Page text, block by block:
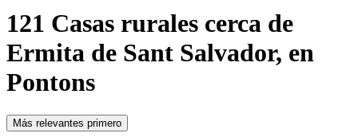
121 Casas rurales cerca de
Ermita de Sant Salvador, en
Pontons
Más relevantes primero